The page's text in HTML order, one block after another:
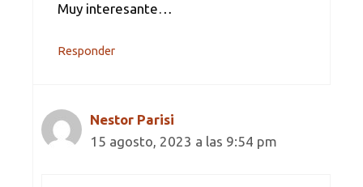
Muy interesante…
Responder
Nestor Parisi
15 agosto, 2023 a las 9:54 pm